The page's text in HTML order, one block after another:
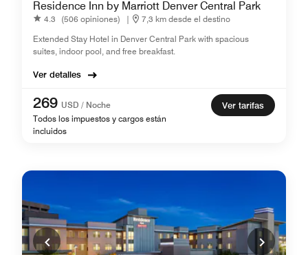
Residence Inn by Marriott Denver Central Park
4.3 (506 opiniones) |
7,3 km desde el destino
Extended Stay Hotel in Denver Central Park with spacious
suites, indoor pool, and free breakfast.
Ver detalles
269 USD / Noche
Todos los impuestos y cargos están
incluidos
Ver tarifas